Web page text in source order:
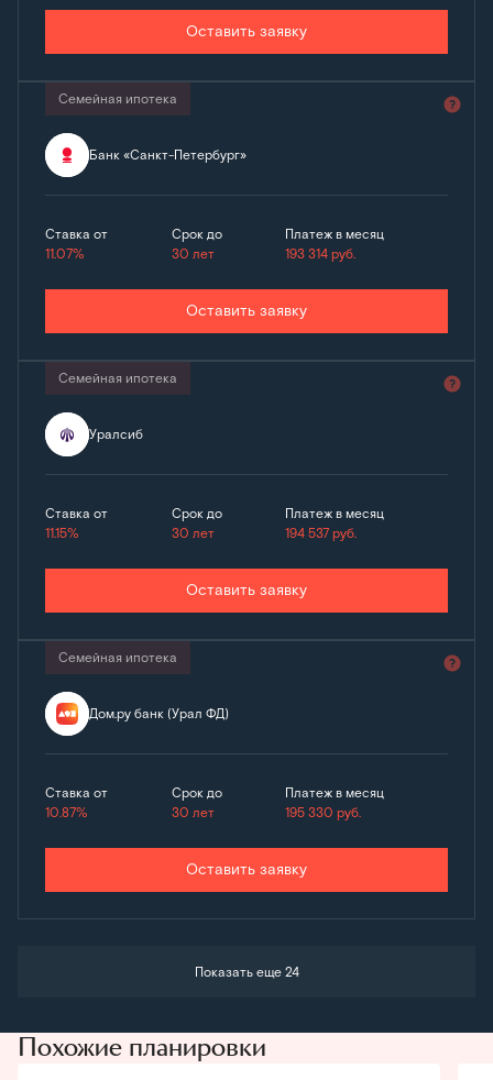
Оставить заявку
Семейная ипотека
Банк «Санкт-Петербург»
Ставка от
11.07%
Срок до
30 лет
Платеж в месяц
193 314руб.
Оставить заявку
Семейная ипотека
Уралсиб
Ставка от
11.15%
Срок до
30 лет
Платеж в месяц
194 537руб.
Оставить заявку
Семейная ипотека
Дом.ру банк (Урал ФД)
Ставка от
10.87%
Срок до
30 лет
Платеж в месяц
195 330руб.
Оставить заявку
Показать еще 24
Похожие планировки